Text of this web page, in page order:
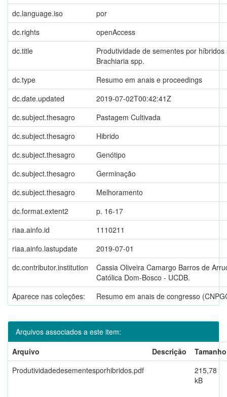
dc.language.iso
por
dc.rights
openAccess
dc.title
Produtividade de sementes por híbridos
Brachiaria spp.
dc.type
Resumo em anais e proceedings
dc.date.updated
2019-07-02T00:42:41Z
dc.subject.thesagro
Pastagem Cultivada
dc.subject.thesagro
Hibrido
dc.subject.thesagro
Genótipo
dc.subject.thesagro
Germinação
dc.subject.thesagro
Melhoramento
dc.format.extent2
p. 16-17
riaa.ainfo.id
1110211
riaa.ainfo.lastupdate
2019-07-01
dc.contributor.institution
Cassia Oliveira Camargo Barros de
Católica Dom-Bosco - UCDB.
Aparece nas coleções:
Resumo em anais de congresso
Arquivos associados a este item:
Arquivo
Descrição
Tamanho
Produtividadedesementesporhibridos.pdf
215,78
kB